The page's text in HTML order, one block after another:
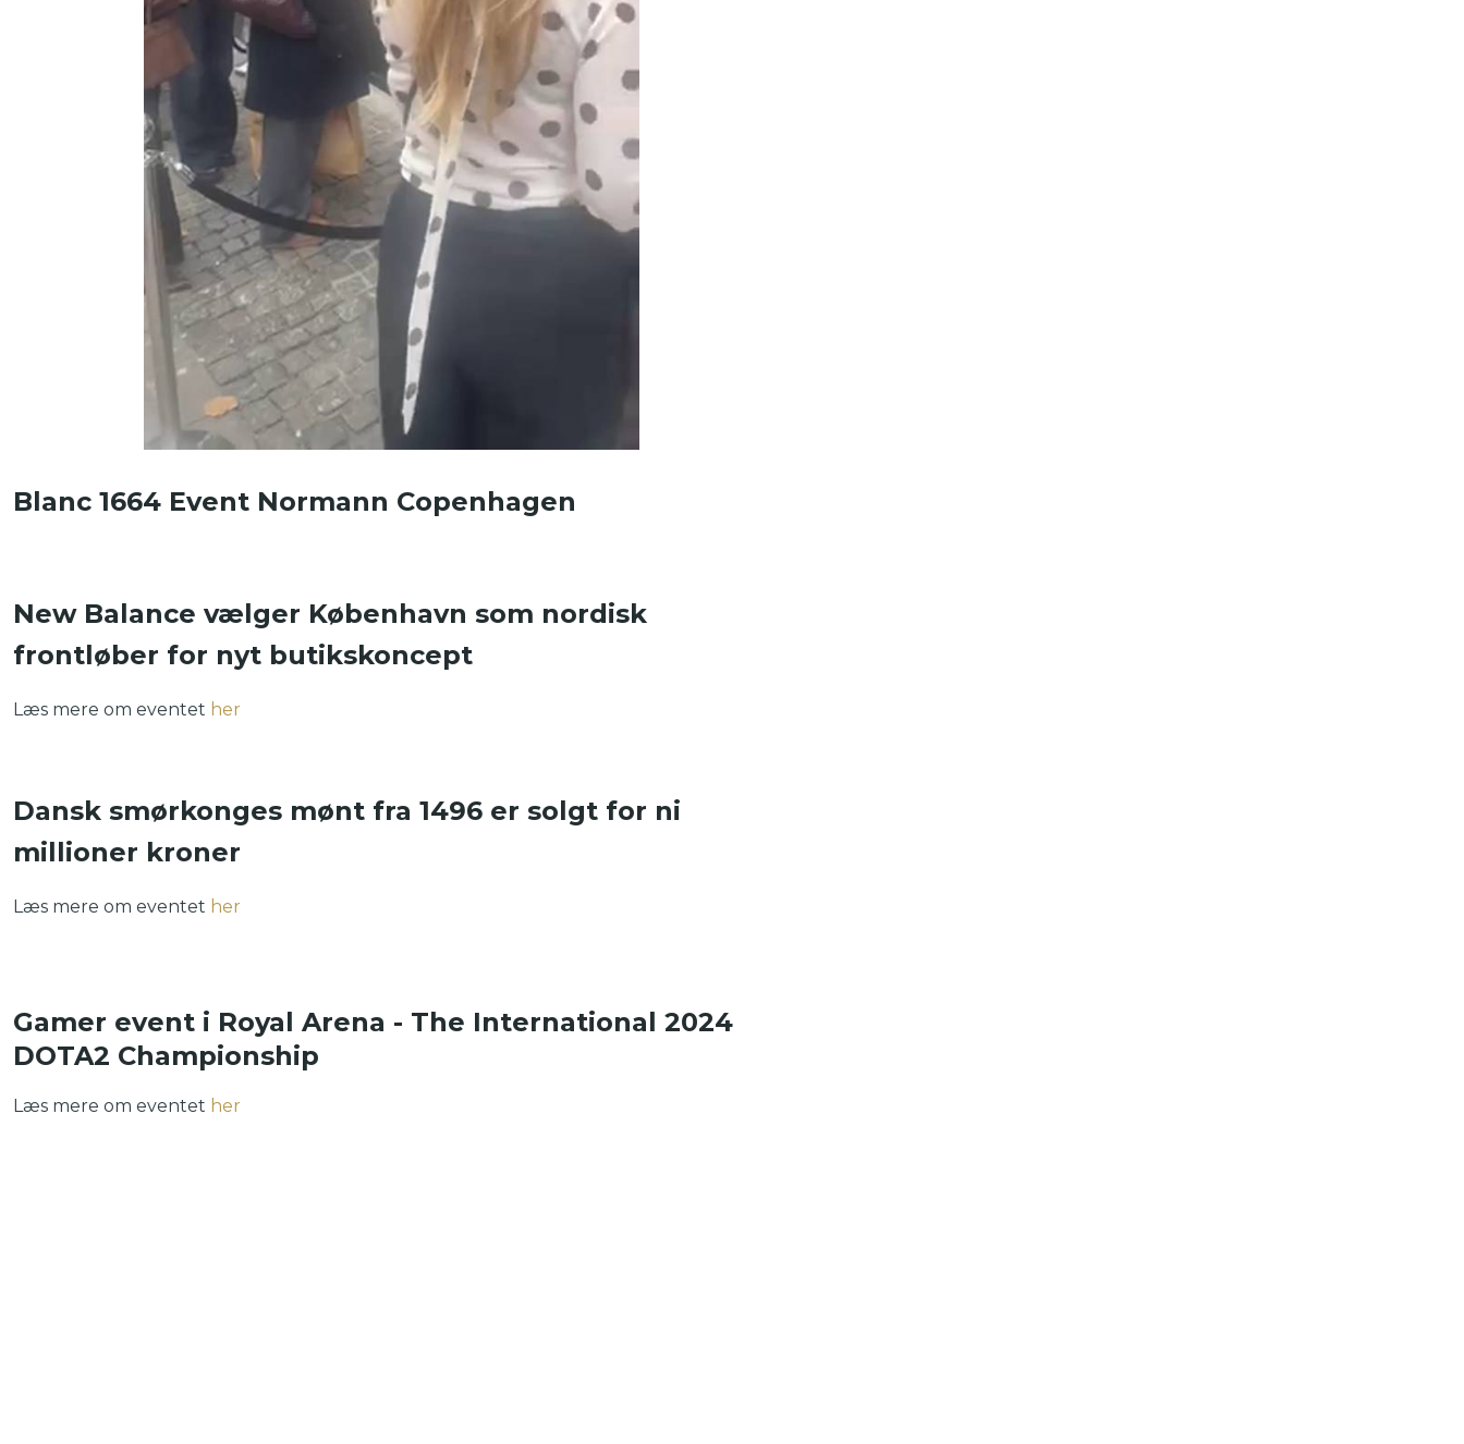
Blanc 1664 Event Normann Copenhagen
New Balance vælger København som nordisk
frontløber for nyt butikskoncept
Læs mere om eventet her
Dansk smørkonges mønt fra 1496 er solgt for ni
millioner kroner
Læs mere om eventet her
Gamer event i Royal Arena - The International 2024
DOTA2 Championship
Læs mere om eventet her